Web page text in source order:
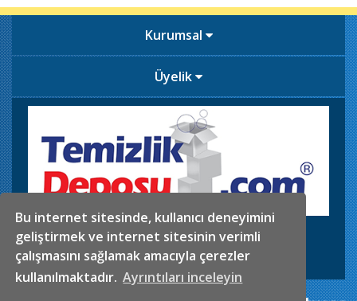
Bu internet sitesinde, kullanıcı deneyimini
geliştirmek ve internet sitesinin verimli
çalışmasını sağlamak amacıyla çerezler
kullanılmaktadır. Ayrıntıları inceleyin
Kurumsal
Üyelik
İkitelli OSB. Sefaköy Sanayi Sitesi 5.Blok No:29-30
Telefon
Mail info@temizlikdeposu.com